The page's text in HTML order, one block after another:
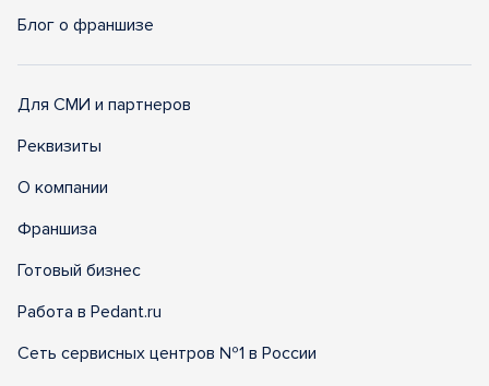
Блог о франшизе
Для СМИ и партнеров
Реквизиты
О компании
Франшиза
Готовый бизнес
Работа в Pedant.ru
Сеть сервисных центров №1 в России